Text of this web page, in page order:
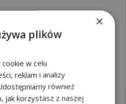
2
325 094,00 zł
deweloperski
×
plików
w celu
reklam i analizy
również
jak korzystasz z naszej